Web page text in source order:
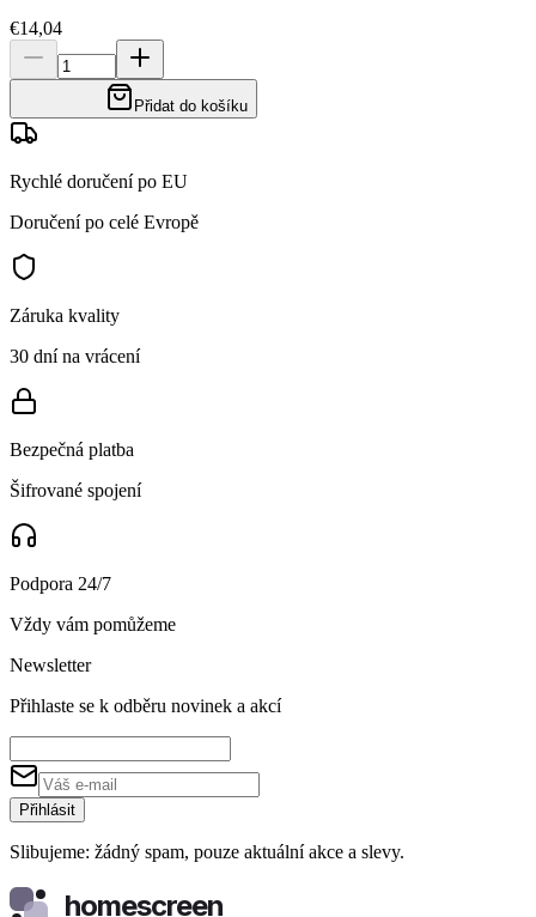
€14,04
Přidat do košíku
Rychlé doručení po EU
Doručení po celé Evropě
Záruka kvality
30 dní na vrácení
Bezpečná platba
Šifrované spojení
Podpora 24/7
Vždy vám pomůžeme
Newsletter
Přihlaste se k odběru novinek a akcí
Přihlásit
Slibujeme: žádný spam, pouze aktuální akce a slevy.
homescreen